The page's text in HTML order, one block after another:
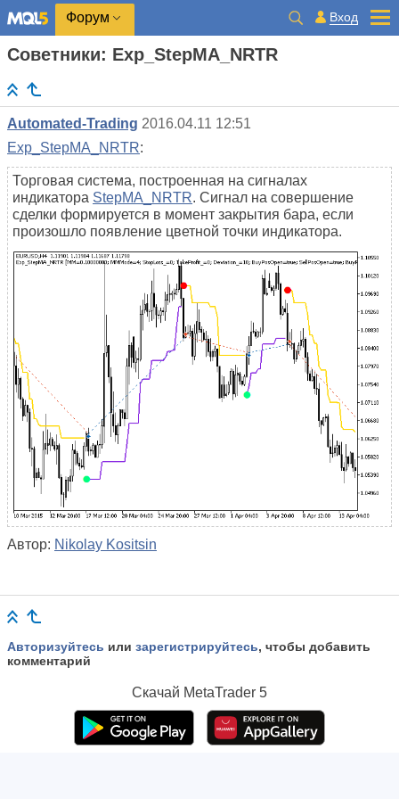
Форум Вход
Советники: Exp_StepMA_NRTR
Automated-Trading 2016.04.11 12:51
Exp_StepMA_NRTR:
Торговая система, построенная на сигналах
индикатора StepMA_NRTR. Сигнал на совершение
сделки формируется в момент закрытия бара, если
произошло появление цветной точки индикатора.
Автор: Nikolay Kositsin
Авторизуйтесь или зарегистрируйтесь, чтобы добавить
комментарий
Скачай MetaTrader 5